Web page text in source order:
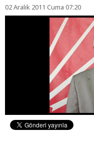
02 Aralık 2011 Cuma 07:20